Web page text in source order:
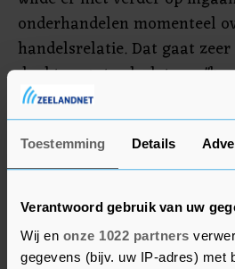
Toestemming Details
Verantwoord gebruik van uw
Wij en onze 1022 partners
gegevens (bijv. uw IP-adres) met
onderhandelen momenteel
handelsrelatie. Dat gaat
denkt nog steeds dat een
akkoord" kan worden bereikt.